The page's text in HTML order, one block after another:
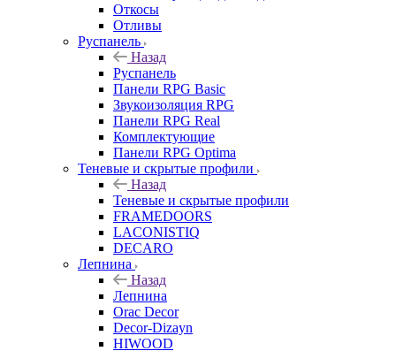
Откосы
Отливы
Руспанель
Назад
Руспанель
Панели RPG Basic
Звукоизоляция RPG
Панели RPG Real
Комплектующие
Панели RPG Optima
Теневые и скрытые профили
Назад
Теневые и скрытые профили
FRAMEDOORS
LACONISTIQ
DECARO
Лепнина
Назад
Лепнина
Orac Decor
Decor-Dizayn
HIWOOD